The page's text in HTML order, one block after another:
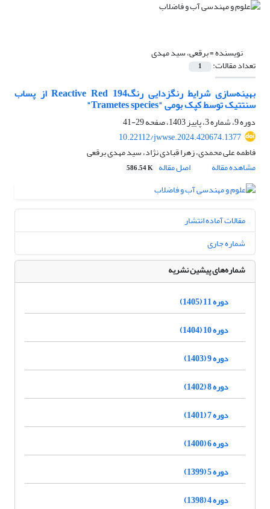
نویسنده =برقعی، سید مهدی
تعداد مقالات: 1
بهینه‌سازی شرایط رنگ‎زدایی رنگReactive Red 194 از پساب
سنتتیک توسط کپک بومی "Trametes species"
دوره 9، شماره 3، پاییز 1403، صفحه
29-41
10.22112/jwwse.2024.420674.1377
فاطمه علی محمدی، زهرا قبادی نژاد، سید مهدی برقعی
مشاهده مقاله
اصل مقاله 586.54 K
مقالات آماده انتشار
شماره جاری
شماره‌های پیشین نشریه
دوره 11 (1405)
دوره 10 (1404)
دوره 9 (1403)
دوره 8 (1402)
دوره 7 (1401)
دوره 6 (1400)
دوره 5 (1399)
دوره 4 (1398)